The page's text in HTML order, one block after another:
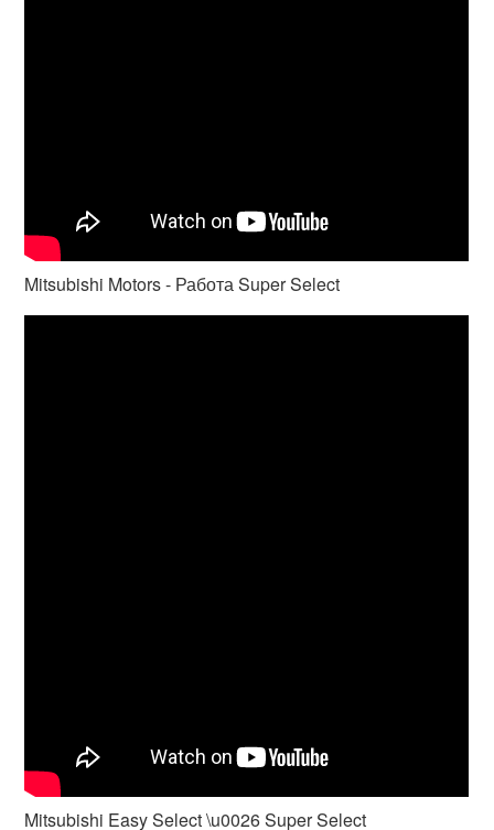
Mitsubishi Motors - Работа Super Select
Mitsubishi Easy Select \u0026 Super Select